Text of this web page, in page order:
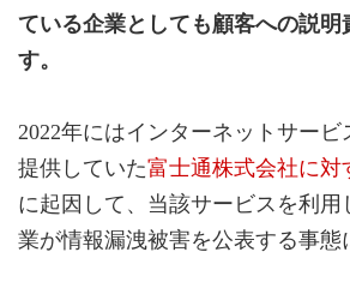
ている企業としても顧客への説明
す。
2022年にはインターネットサービ
提供していた富士通株式会社に対
に起因して、当該サービスを利用
業が情報漏洩被害を公表する事態